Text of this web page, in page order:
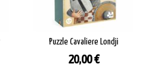
Puzzle Cavaliere Londji
Prezzo
20,00 €